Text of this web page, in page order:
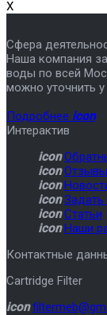
X
Сфера
Наша компания
воды по всей
можно уточнить
Подробнее icon
Интерактив
icon
icon Отзывы
icon
icon Задать
icon Статьи
icon Наши
Контактные
Cartridge Filter
icon